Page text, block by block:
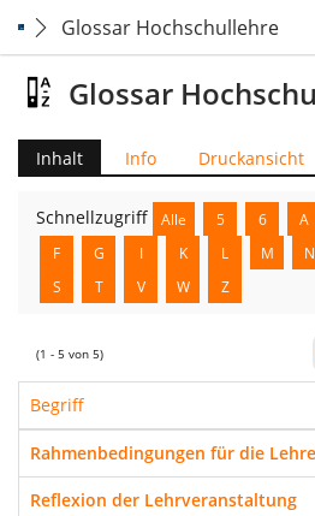
Glossar Hochschullehre
Glossar
Inhalt Info Druckansicht
Schnellzugriff Alle 5 6 A
F
G I K L M N
S
T V W Z
(1 - 5 von 5)
Begriff
Rahmenbedingungen für die Lehre
Reflexion der Lehrveranstaltung